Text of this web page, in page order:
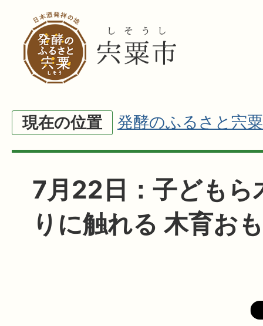
現在の位置 発酵のふるさと宍粟
7月22日：子どもら
りに触れる 木育お